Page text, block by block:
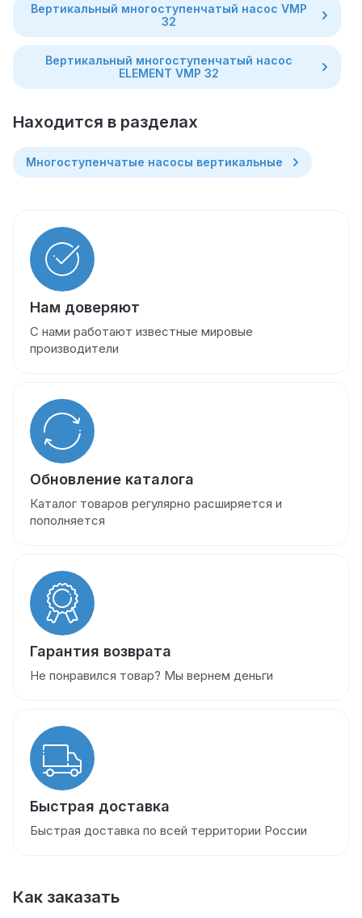
Вертикальный многоступенчатый насос VMP
32
Вертикальный многоступенчатый насос
ELEMENT VMP 32
Находится в разделах
Многоступенчатые насосы вертикальные
Нам доверяют
С нами работают известные мировые
производители
Обновление каталога
Каталог товаров регулярно расширяется и
пополняется
Гарантия возврата
Не понравился товар? Мы вернем деньги
Быстрая доставка
Быстрая доставка по всей территории России
Как заказать